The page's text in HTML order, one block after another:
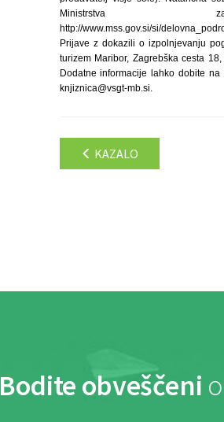
http://www.mss.gov.si/si/
Prijave z dokazili o izpolnjevanju
turizem Maribor, Zagrebška cesta
Dodatne informacije lahko dobite
knjiznica@vsgt-mb.si.
KAZALO
Bodite obveščeni